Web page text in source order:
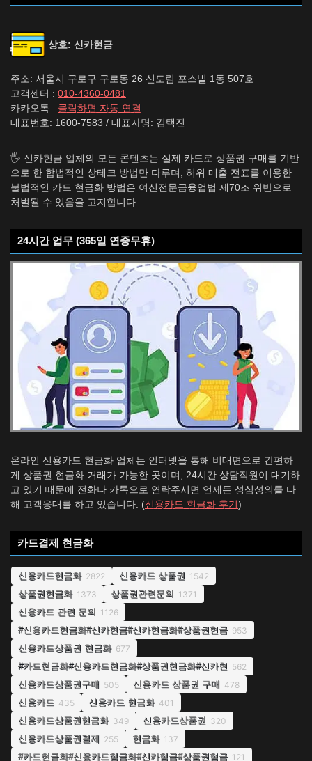
상호: 신카현금
주소: 서울시 구로구 구로동 26 신도림 포스빌 1동 507호
고객센터 : 010-4360-0481
카카오톡 : 클릭하면 자동 연결
대표번호: 1600-7583 / 대표자명: 김택진
🖐️ 신카현금 업체의 모든 콘텐츠는 실제 카드로 상품권 구매를 기반
으로 한 합법적인 상테크 방법만 다루며, 허위 매출 전표를 이용한
불법적인 카드 현금화 방법은 여신전문금융업법 제70조 위반으로
처벌될 수 있음을 고지합니다.
24시간 업무 (365일 연중무휴)
온라인 신용카드 현금화 업체는 인터넷을 통해 비대면으로 간편하
게 상품권 현금화 거래가 가능한 곳이며, 24시간 상담직원이 대기하
고 있기 때문에 전화나 카톡으로 연락주시면 언제든 성심성의를 다
해 고객응대를 하고 있습니다. (신용카드 현금화 후기 )
카드결제 현금화
신용카드현금화 2822 신용카드 상품권 1542
상품권현금화 1373 상품권관련문의 1371
신용카드 관련 문의 1126
#신용카드현금화#신카현금#신카현금화#상품권현금 953
신용카드상품권 현금화 677
#카드현금화#신용카드현금화#상품권현금화#신카현 562
신용카드상품권구매 505 신용카드 상품권 구매 478
신용카드 435 신용카드 현금화 401
신용카드상품권현금화 349 신용카드상품권 320
신용카드상품권결제 255 현금화 137
#카드현금화#신용카드혐금화#신카혐금#상품권혐금 121